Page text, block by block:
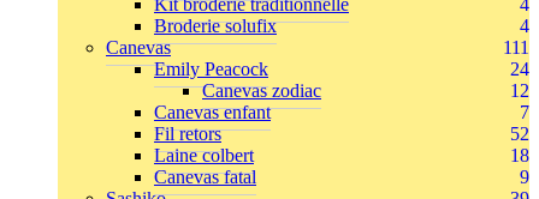
Kit broderie traditionnelle
4
Broderie solufix
4
Canevas
111
Emily Peacock
24
Canevas zodiac
12
Canevas enfant
7
Fil retors
52
Laine colbert
18
Canevas fatal
9